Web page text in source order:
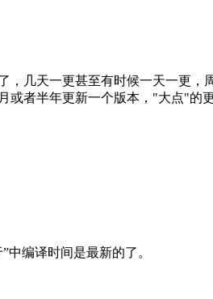
，几天一更甚至有时候一天一更，
或者半年更新一个版本，"大点"的
中编译时间是最新的了。